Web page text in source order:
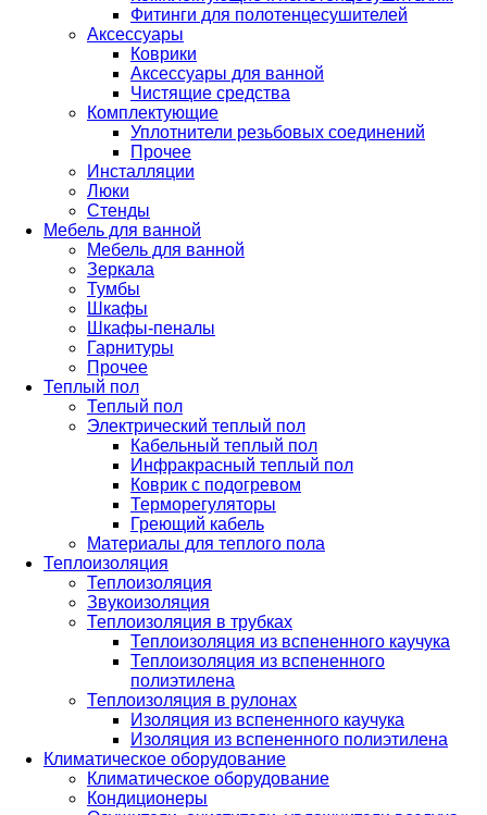
Фитинги для полотенцесушителей
Аксессуары
Коврики
Аксессуары для ванной
Чистящие средства
Комплектующие
Уплотнители резьбовых соединений
Прочее
Инсталляции
Люки
Стенды
Мебель для ванной
Мебель для ванной
Зеркала
Тумбы
Шкафы
Шкафы-пеналы
Гарнитуры
Прочее
Теплый пол
Теплый пол
Электрический теплый пол
Кабельный теплый пол
Инфракрасный теплый пол
Коврик с подогревом
Терморегуляторы
Греющий кабель
Материалы для теплого пола
Теплоизоляция
Теплоизоляция
Звукоизоляция
Теплоизоляция в трубках
Теплоизоляция из вспененного каучука
Теплоизоляция из вспененного
полиэтилена
Теплоизоляция в рулонах
Изоляция из вспененного каучука
Изоляция из вспененного полиэтилена
Климатическое оборудование
Климатическое оборудование
Кондиционеры